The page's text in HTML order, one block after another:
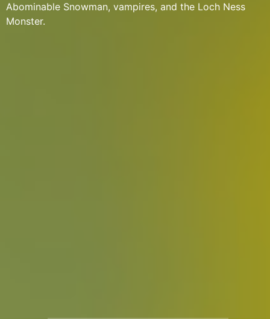
Abominable Snowman, vampires, and the Loch Ness
Monster.